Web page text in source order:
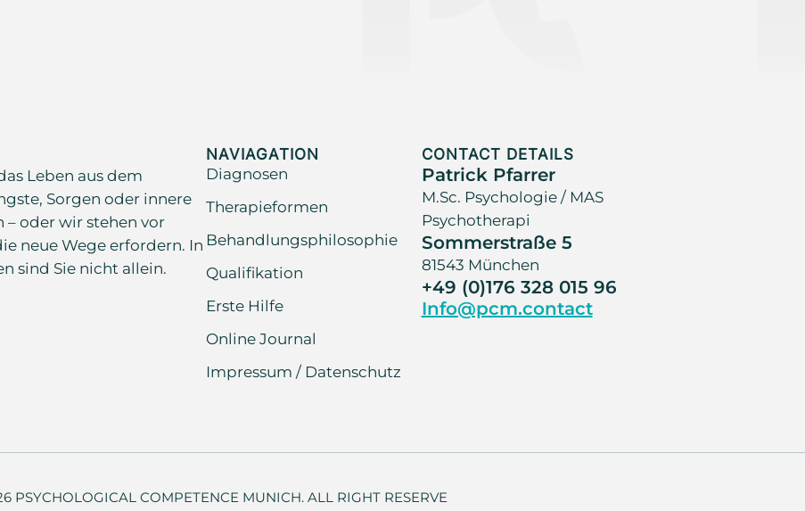
Leben aus dem
Sorgen oder innere
– oder wir stehen vor
neue Wege erfordern. In
sind Sie nicht allein.
NAVIAGATION
Diagnosen
Therapieformen
Behandlungsphilosophie
Qualifikation
Erste Hilfe
Online Journal
Impressum / Datenschutz
CONTACT DETAILS
Patrick Pfarrer
M.Sc. Psychologie / MAS
Psychotherapi
Sommerstraße 5
81543 München
+49 (0)176 328 015 96
Info@pcm.contact
PSYCHOLOGICAL COMPETENCE MUNICH. ALL RIGHT RESERVE